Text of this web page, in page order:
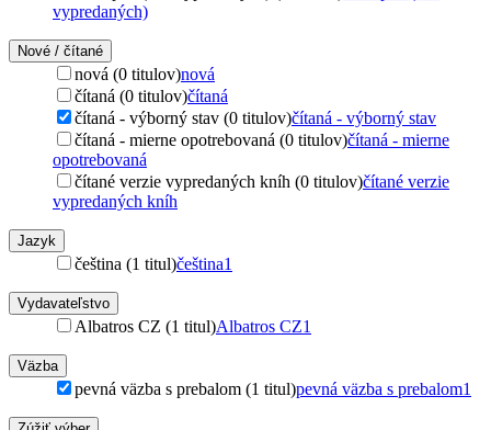
vypredaných)
Nové / čítané
nová (0 titulov)nová
čítaná (0 titulov)čítaná
čítaná - výborný stav (0 titulov)čítaná - výborný stav
čítaná - mierne opotrebovaná (0 titulov)čítaná - mierne
opotrebovaná
čítané verzie vypredaných kníh (0 titulov)čítané verzie
vypredaných kníh
Jazyk
čeština (1 titul)čeština1
Vydavateľstvo
Albatros CZ (1 titul)Albatros CZ1
Väzba
pevná väzba s prebalom (1 titul)pevná väzba s prebalom1